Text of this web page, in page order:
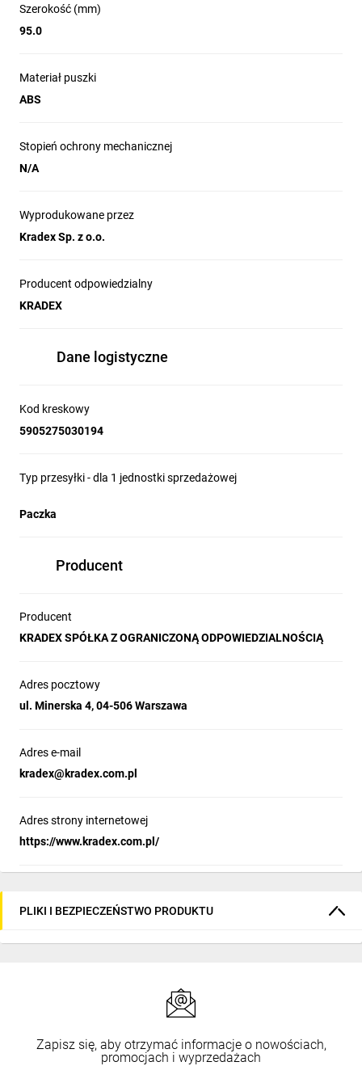
Szerokość (mm)
95.0
Materiał puszki
ABS
Stopień ochrony mechanicznej
N/A
Wyprodukowane przez
Kradex Sp. z o.o.
Producent odpowiedzialny
KRADEX
Dane logistyczne
Kod kreskowy
5905275030194
Typ przesyłki - dla 1 jednostki sprzedażowej
Paczka
Producent
Producent
KRADEX SPÓŁKA Z OGRANICZONĄ ODPOWIEDZIALNOŚCIĄ
Adres pocztowy
ul. Minerska 4, 04-506 Warszawa
Adres e-mail
kradex@kradex.com.pl
Adres strony internetowej
https://www.kradex.com.pl/
PLIKI I BEZPIECZEŃSTWO PRODUKTU
Zapisz się, aby otrzymać informacje o nowościach,
promocjach i wyprzedażach